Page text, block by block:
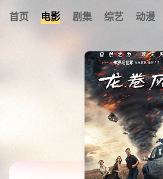
首页 电影 剧集 综艺 动漫
暂无观看影片的记录